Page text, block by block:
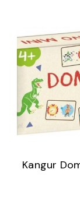
Kangur